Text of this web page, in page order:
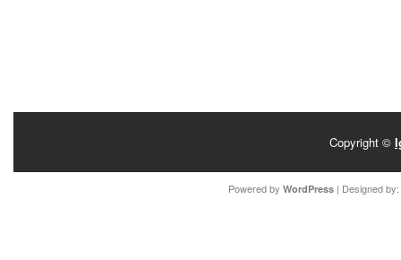
Copyright ©
Powered by WordPress| Designed by: